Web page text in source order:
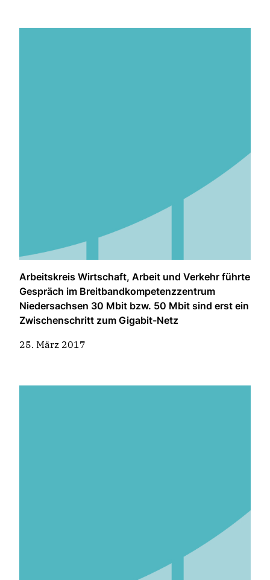
Arbeitskreis Wirtschaft, Arbeit und Verkehr führte
Gespräch im Breitbandkompetenzzentrum
Niedersachsen 30 Mbit bzw. 50 Mbit sind erst ein
Zwischenschritt zum Gigabit-Netz
25. März 2017